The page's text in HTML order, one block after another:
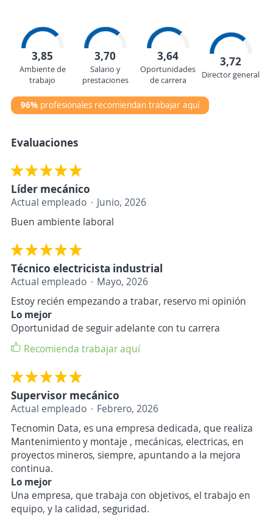
3,85
Ambiente de
trabajo
3,70
Salario y
prestaciones
3,64
Oportunidades
de carrera
3,72
Director general
96% profesionales recomiendan trabajar aquí
Evaluaciones
Líder mecánico
Actual empleado
Junio, 2026
Buen ambiente laboral
Técnico electricista industrial
Actual empleado
Mayo, 2026
Estoy recién empezando a trabar, reservo mi opinión
Lo mejor
Oportunidad de seguir adelante con tu carrera
Recomienda trabajar aquí
Supervisor mecánico
Actual empleado
Febrero, 2026
Tecnomin Data, es una empresa dedicada, que realiza
Mantenimiento y montaje , mecánicas, electricas, en
proyectos mineros, siempre, apuntando a la mejora
continua.
Lo mejor
Una empresa, que trabaja con objetivos, el trabajo en
equipo, y la calidad, seguridad.